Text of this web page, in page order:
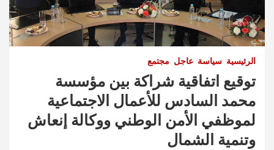
الرئيسية سياسة عاجل مجتمع
توقيع اتفاقية شراكة بين مؤسسة
محمد السادس للأعمال الاجتماعية
لموظفي الأمن الوطني ووكالة إنعاش
وتنمية الشمال